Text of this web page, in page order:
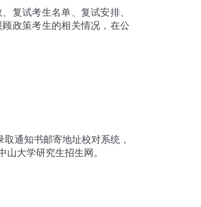
复试考生名单、复试安排、
政策考生的相关情况，在公
通知书邮寄地址校对系统，
大学研究生招生网。